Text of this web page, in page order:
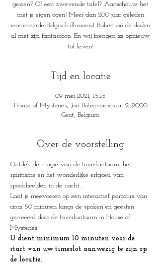
gezien? Of een zwevende tafel? Aanschouw het
met je eigen ogen! Meer dan 200 jaar geleden
reanimeerde Belgisch illusionist Robertson de doden
al met zijn fantascoop. En wij brengen ze opnieuw
tot leven!
Tijd en locatie
09 mei 2021, 15:15
House of Mysteries, Jan Botermanstraat 2, 9000
Gent, Belgium
Over de voorstelling
Ontdek de magie van de toverlantaarn, het
spiritisme en het wonderlijke erfgoed van
spookbeelden in de nacht...
Laat je meevoeren op een interactief parcours van
circa 50 minuten langs de spoken en geesten
gecreëerd door de toverlantaarn in House of
Mysteries!
U dient minimum 10 minuten voor de
start van uw timeslot aanwezig te zijn op
de locatie.